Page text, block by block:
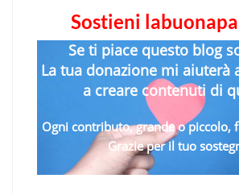
Sostieni
Se ti piace questo blog
La tua donazione mi aiuterà
a creare contenuti di
Ogni contributo, grande o piccolo,
Grazie per il tuo